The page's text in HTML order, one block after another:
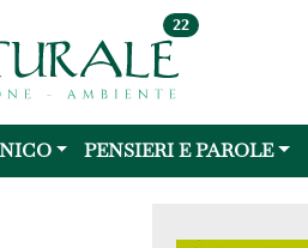
22
PENSIERI E PAROLE